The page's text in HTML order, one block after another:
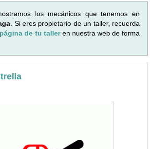
los mecánicos que tenemos en
. Si eres propietario de un taller, recuerda
de tu talleren nuestra web de forma